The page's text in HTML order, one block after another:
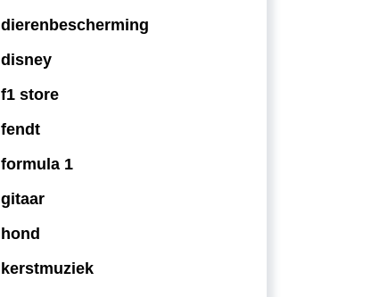
dierenbescherming
disney
f1 store
fendt
formula 1
gitaar
hond
kerstmuziek